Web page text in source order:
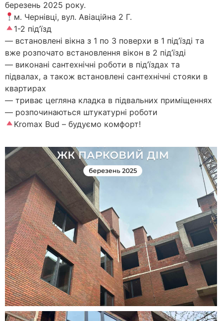
березень 2025 року.
м. Чернівці, вул. Авіаційна 2 Г.
1-2 під’їзд
— встановлені вікна з 1 по 3 поверхи в 1 під’їзді та
вже розпочато встановлення вікон в 2 під’їзді
— виконані сантехнічні роботи в під’їздах та
підвалах, а також встановлені сантехнічні стояки в
квартирах
— триває цегляна кладка в підвальних приміщеннях
— розпочинаються штукатурні роботи
Kromax Bud – будуємо комфорт!